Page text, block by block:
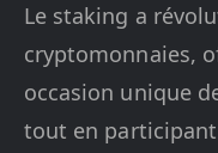
Le staking a
cryptomonnaies,
occasion unique
tout en